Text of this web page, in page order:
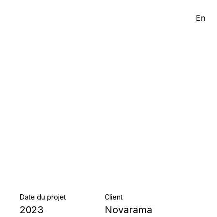
En
Date du projet
2023
Client
Novarama